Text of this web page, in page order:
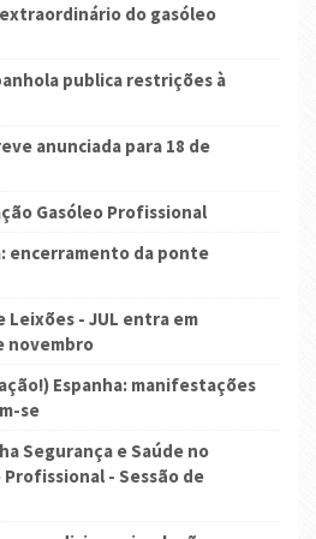
do gasóleo
publica restrições à
anunciada para 18 de
Gasóleo Profissional
encerramento da ponte
Leixões - JUL entra em
novembro
Espanha: manifestações
se
Segurança e Saúde no
- Sessão de